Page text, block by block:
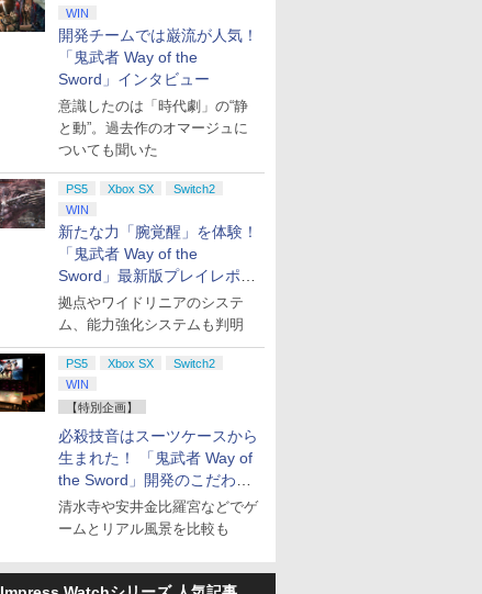
WIN
開発チームでは巌流が人気！
「鬼武者 Way of the
Sword」インタビュー
意識したのは「時代劇」の“静
と動”。過去作のオマージュに
ついても聞いた
PS5 Xbox SX
Switch2
WIN
新たな力「腕覚醒」を体験！
「鬼武者 Way of the
Sword」最新版プレイレポー
ト
拠点やワイドリニアのシステ
ム、能力強化システムも判明
PS5 Xbox SX
Switch2
WIN
【特別企画】
必殺技音はスーツケースから
生まれた！ 「鬼武者 Way of
the Sword」開発のこだわり
を目撃！
清水寺や安井金比羅宮などでゲ
ームとリアル風景を比較も